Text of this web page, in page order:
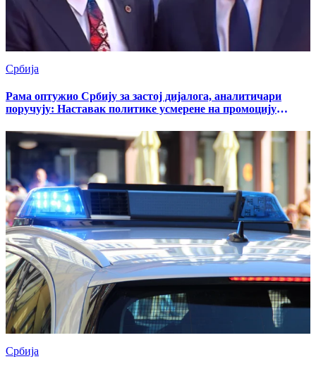
Србија
Рама оптужио Србију за застој дијалога, аналитичари
поручују: Наставак политике усмерене на промоцију
Србија